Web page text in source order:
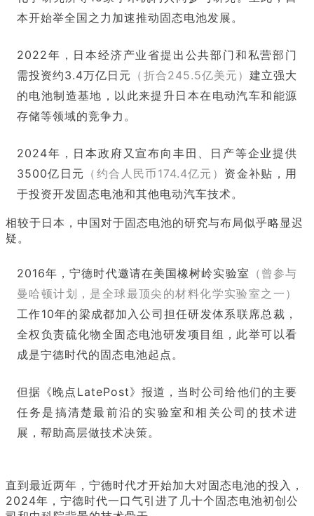
本开始举全国之力加速推动固态电池发展。
2022年，日本经济产业省提出公共部门和私营部门
需投资约3.4万亿日元 （折合245.5亿美元） 建立强大
的电池制造基地，以此来提升日本在电动汽车和能源
存储等领域的竞争力。
2024年，日本政府又宣布向丰田、日产等企业提供
3500亿日元 （约合人民币174.4亿元） 资金补贴，用
于投资开发固态电池和其他电动汽车技术。
相较于日本，中国对于固态电池的研究与布局似乎略显迟
疑。
2016年，宁德时代邀请在美国橡树岭实验室 （曾参与
曼哈顿计划，是全球最顶尖的材料化学实验室之一）
工作10年的梁成都加入公司担任研发体系联席总裁，
全权负责硫化物全固态电池研发项目组，此举可以看
成是宁德时代的固态电池起点。
但据《晚点LatePost》报道，当时公司给他们的主要
任务是搞清楚最前沿的实验室和相关公司的技术进
展，帮助高层做技术决策。
直到最近两年，宁德时代才开始加大对固态电池的投入，
2024年，宁德时代一口气引进了几十个固态电池初创公